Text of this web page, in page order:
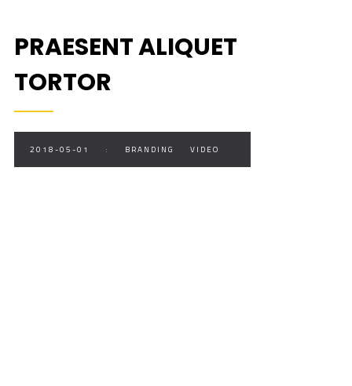
PRAESENT ALIQUET
TORTOR
2018-05-01 : BRANDING VIDEO